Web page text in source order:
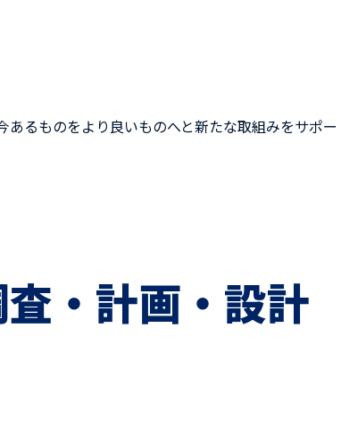
るものをより良いものへと新たな取組みをサポ
・計画・設計